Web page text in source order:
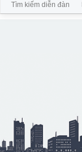
Tìm kiếm diễn đàn